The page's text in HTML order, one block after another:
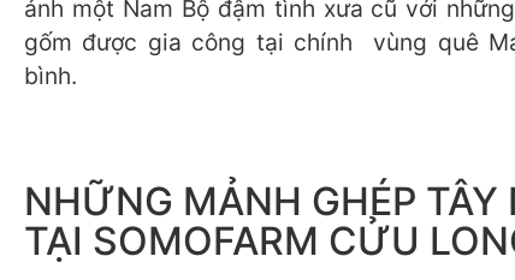
ảnh một Nam Bộ đậm tình xưa cũ với
gốm được gia công tại chính vùng quê
bình.
NHỮNG MẢNH GHÉP TÂY
TẠI SOMOFARM CỬU